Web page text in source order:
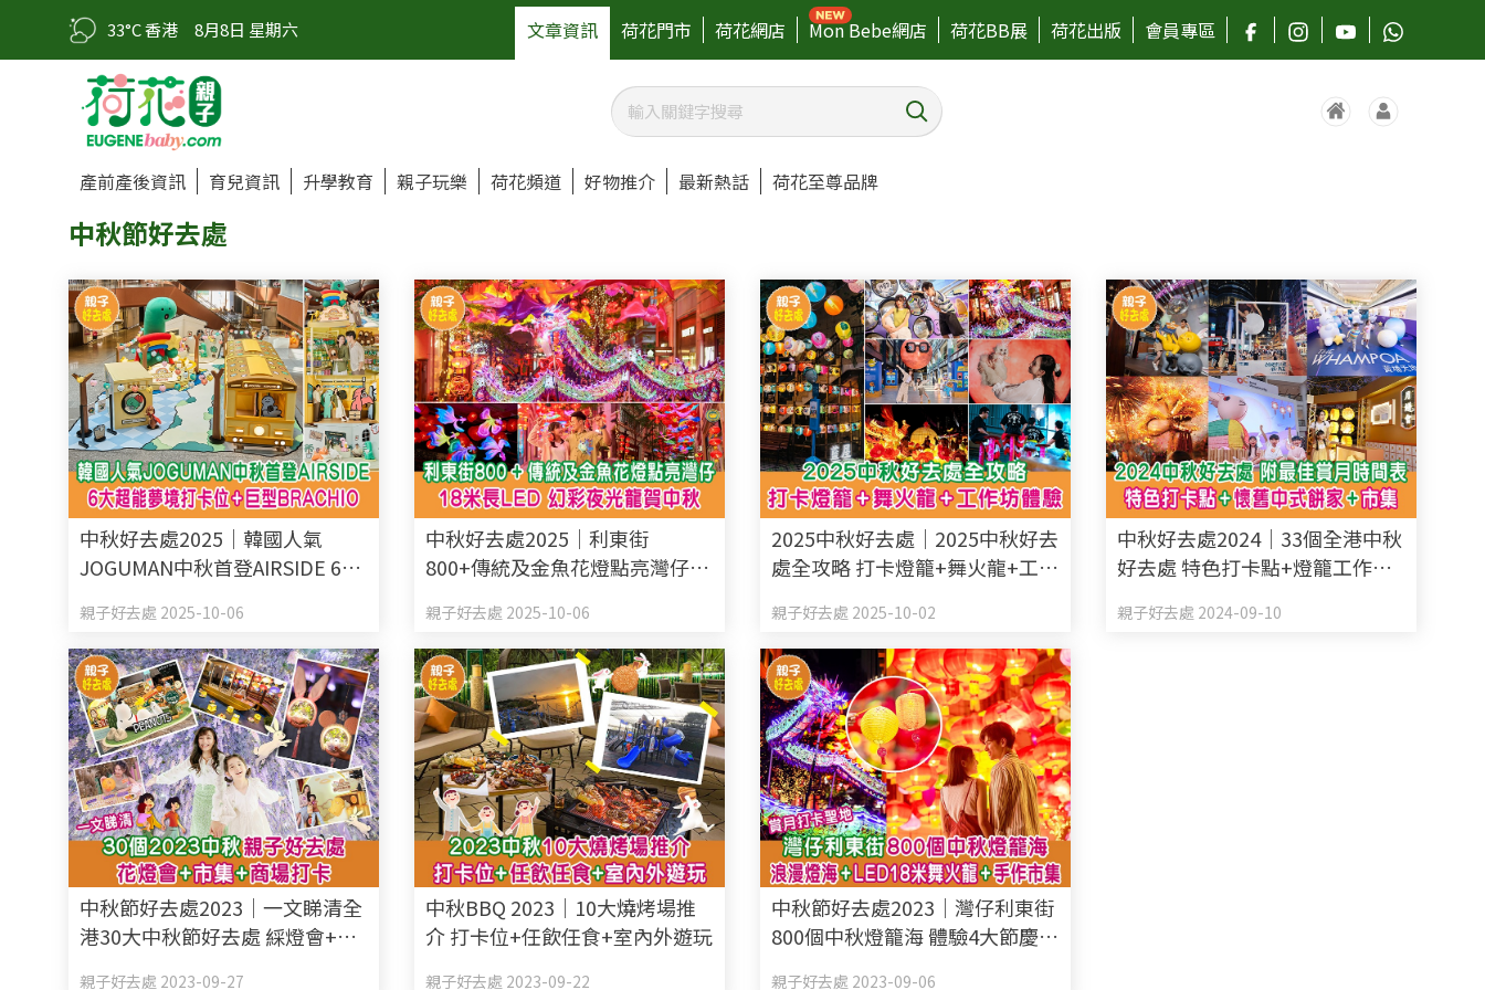
33°C 香港 8月8日 星期六 文章資訊 荷花門市 荷花網店 Mon Bebe網店 荷花BB展 荷花出版 會員專區
產前產後資訊 育兒資訊 升學教育 親子玩樂 荷花頻道 好物推介 最新熱話 荷花至尊品牌
中秋節好去處
中秋好去處2025｜韓國人氣
JOGUMAN中秋首登AIRSIDE 6大
親子好去處 2025-10-06
中秋好去處2025｜利東街
800+傳統及金魚花燈點亮灣仔
親子好去處 2025-10-06
2025中秋好去處｜2025中秋好去
處全攻略 打卡燈籠+舞火龍+工作
親子好去處 2025-10-02
中秋好去處2024｜33個全港中秋
好去處 特色打卡點+燈籠工作坊
親子好去處 2024-09-10
中秋節好去處2023｜一文睇清全
港30大中秋節好去處 綵燈會+特
親子好去處 2023-09-27
中秋BBQ 2023｜10大燒烤場推
介 打卡位+任飲任食+室內外遊玩
親子好去處 2023-09-22
中秋節好去處2023｜灣仔利東街
800個中秋燈籠海 體驗4大節慶活
親子好去處 2023-09-06